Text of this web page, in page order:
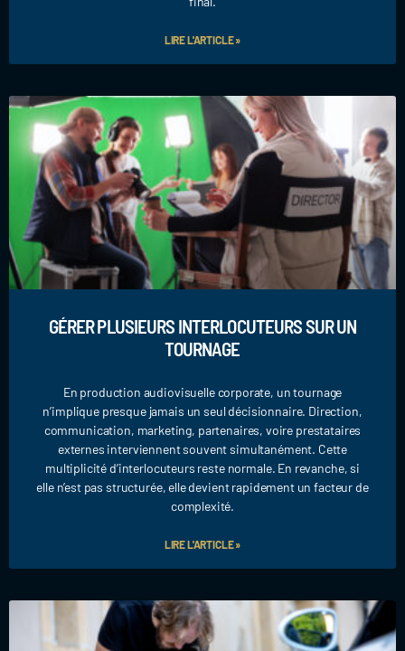
LIRE L'ARTICLE »
GÉRER PLUSIEURS INTERLOCUTEURS SUR UN
TOURNAGE
En production audiovisuelle corporate, un tournage
n’implique presque jamais un seul décisionnaire. Direction,
communication, marketing, partenaires, voire prestataires
externes interviennent souvent simultanément. Cette
multiplicité d’interlocuteurs reste normale. En revanche, si
elle n’est pas structurée, elle devient rapidement un facteur de
complexité.
LIRE L'ARTICLE »